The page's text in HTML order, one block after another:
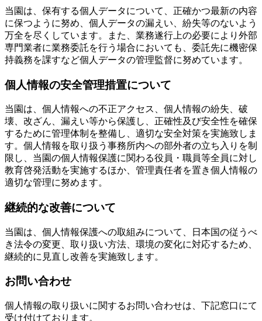
当園は、保有する個人データについて、正確かつ最新の内容
に保つように努め、個人データの漏えい、紛失等のないよう
万全を尽くしています。また、業務遂行上の必要により外部
専門業者に業務委託を行う場合においても、委託先に機密保
持義務を課すなど個人データの管理監督に努めています。
個人情報の安全管理措置について
当園は、個人情報への不正アクセス、個人情報の紛失、破
壊、改ざん、漏えい等から保護し、正確性及び安全性を確保
するために管理体制を整備し、適切な安全対策を実施致しま
す。個人情報を取り扱う事務所内への部外者の立ち入りを制
限し、当園の個人情報保護に関わる役員・職員等全員に対し
教育啓発活動を実施するほか、管理責任者を置き個人情報の
適切な管理に努めます。
継続的な改善について
当園は、個人情報保護への取組みについて、日本国の従うべ
き法令の変更、取り扱い方法、環境の変化に対応するため、
継続的に見直し改善を実施致します。
お問い合わせ
個人情報の取り扱いに関するお問い合わせは、下記窓口にて
受け付けております。